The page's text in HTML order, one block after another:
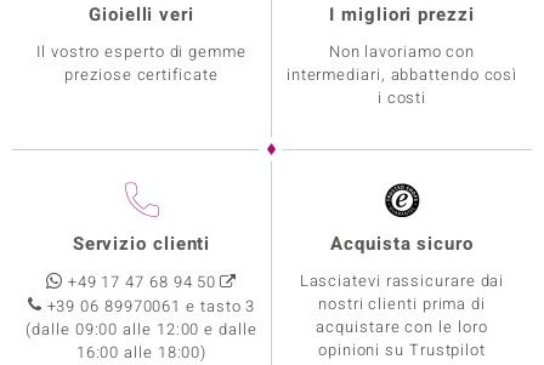
Gioielli veri
Il vostro esperto di gemme
preziose certificate
I migliori prezzi
Non lavoriamo con
intermediari, abbattendo così
i costi
Servizio clienti
+49 17 47 68 94 50
+39 06 89970061 e tasto 3
(dalle 09:00 alle 12:00 e dalle
16:00 alle 18:00)
Acquista sicuro
Lasciatevi rassicurare dai
nostri clienti prima di
acquistare con le loro
opinioni su Trustpilot